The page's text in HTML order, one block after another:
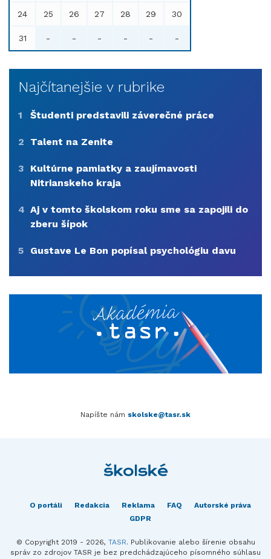
24 25 26 27 28 29 30
31 - - - - - -
Najčítanejšie v rubrike
1 Študenti predstavili záverečné práce
2 Talent na Zenite
3
Kultúrne pamiatky a zaujímavosti
Nitrianskeho kraja
4 Aj v tomto školskom roku sme sa zapojili do
zberu šípok
5 Gustave Le Bon popísal psychológiu davu
Napíšte nám skolske@tasr.sk
O portáli Redakcia Reklama FAQ
Autorské práva
GDPR
© Copyright 2019 - 2026, TASR. Publikovanie alebo šírenie obsahu
správ zo zdrojov TASR je bez predchádzajúceho písomného súhlasu